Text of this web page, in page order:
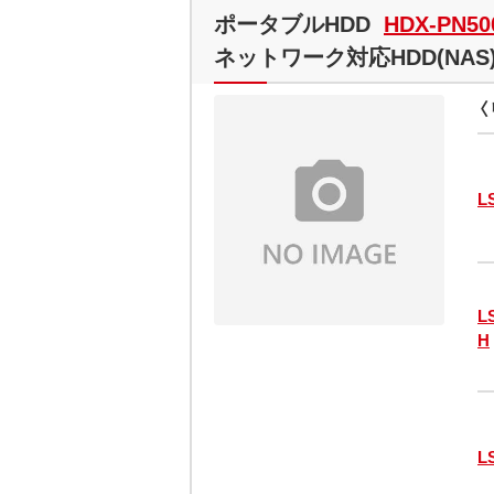
ポータブルHDD HDX-
ネットワーク対応
H